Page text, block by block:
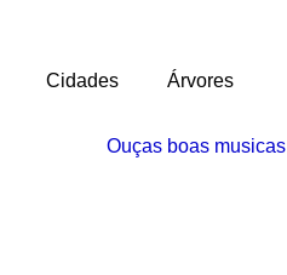
Cidades Árvores
Ouças boas musicas